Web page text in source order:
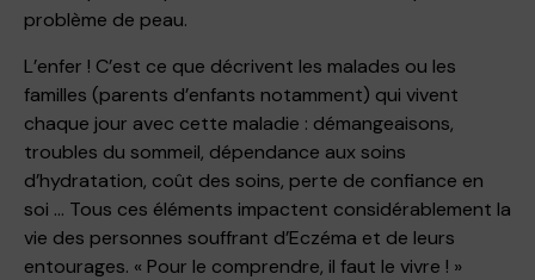
problème de peau.
L’enfer ! C’est ce que décrivent les malades ou les
familles (parents d’enfants notamment) qui vivent
chaque jour avec cette maladie : démangeaisons,
troubles du sommeil, dépendance aux soins
d’hydratation, coût des soins, perte de confiance en
soi … Tous ces éléments impactent considérablement la
vie des personnes souffrant d’Eczéma et de leurs
entourages. « Pour le comprendre, il faut le vivre ! »